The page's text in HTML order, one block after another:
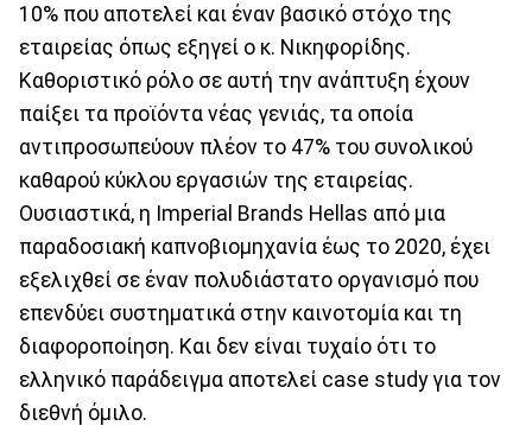
10% που αποτελεί και έναν βασικό στόχο της
εταιρείας όπως εξηγεί ο κ. Νικηφορίδης.
Καθοριστικό ρόλο σε αυτή την ανάπτυξη έχουν
παίξει τα προϊόντα νέας γενιάς, τα οποία
αντιπροσωπεύουν πλέον το 47% του συνολικού
καθαρού κύκλου εργασιών της εταιρείας.
Ουσιαστικά, η Imperial Brands Hellas από μια
παραδοσιακή καπνοβιομηχανία έως το 2020, έχει
εξελιχθεί σε έναν πολυδιάστατο οργανισμό που
επενδύει συστηματικά στην καινοτομία και τη
διαφοροποίηση. Και δεν είναι τυχαίο ότι το
ελληνικό παράδειγμα αποτελεί case study για τον
διεθνή όμιλο.